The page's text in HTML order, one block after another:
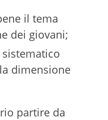
il tema
dei giovani;
dimensione
partire da